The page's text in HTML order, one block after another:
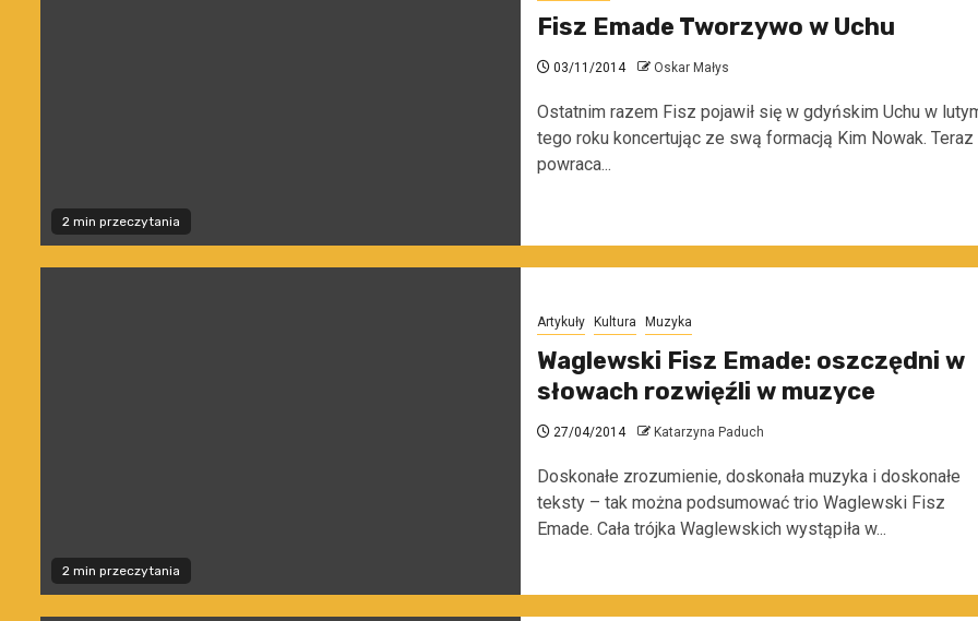
2 min przeczytania
Fisz Emade Tworzywo w Uchu
03/11/2014 Oskar Małys
Ostatnim razem Fisz pojawił się w gdyńskim Uchu w
tego roku koncertując ze swą formacją Kim Nowak. Teraz
powraca...
2 min przeczytania
Artykuły Kultura Muzyka
Waglewski Fisz Emade: oszczędni w
słowach rozwięźli w muzyce
27/04/2014 Katarzyna Paduch
Doskonałe zrozumienie, doskonała muzyka i doskonałe
teksty – tak można podsumować trio Waglewski Fisz
Emade. Cała trójka Waglewskich wystąpiła w...